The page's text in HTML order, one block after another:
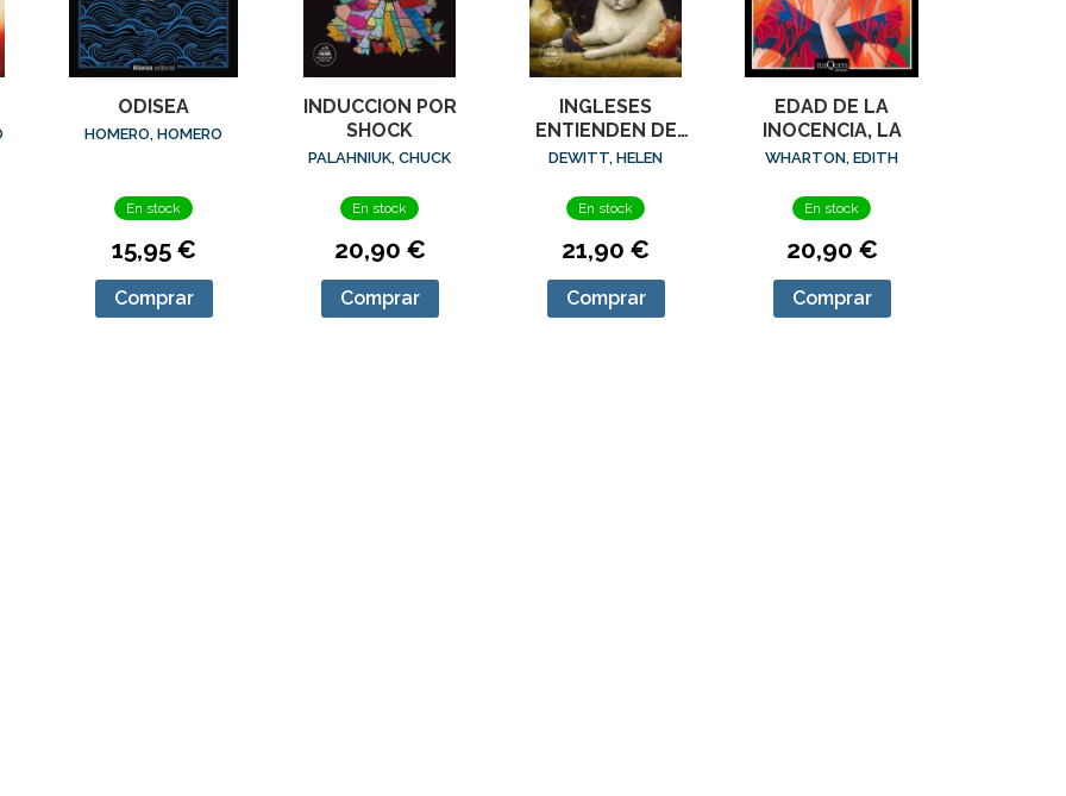
ODISEA
HOMERO, HOMERO
En stock
15,95 €
Comprar
INDUCCION POR
SHOCK
PALAHNIUK, CHUCK
En stock
20,90 €
Comprar
INGLESES
ENTIENDEN DE
LANA (Y OTROS
DEWITT, HELEN
En stock
21,90 €
Comprar
EDAD DE LA
INOCENCIA, LA
WHARTON, EDITH
En stock
20,90 €
Comprar